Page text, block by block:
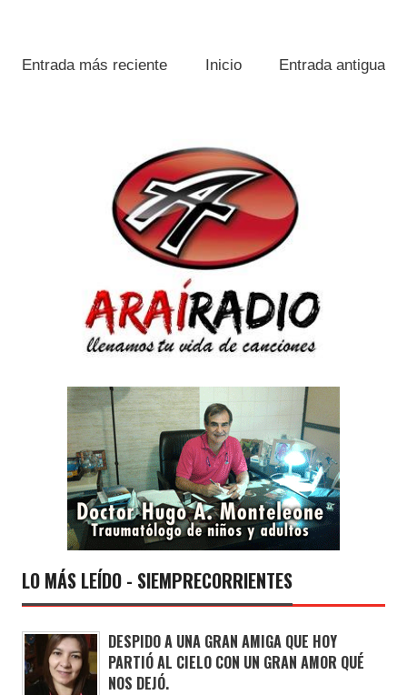
Entrada más reciente Entrada antigua
Inicio
LO MÁS LEÍDO - SIEMPRECORRIENTES
DESPIDO A UNA GRAN AMIGA QUE HOY
PARTIÓ AL CIELO CON UN GRAN AMOR QUÉ
NOS DEJÓ.